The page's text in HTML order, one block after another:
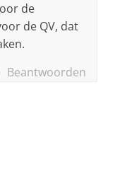
de
de QV, dat
Beantwoorden